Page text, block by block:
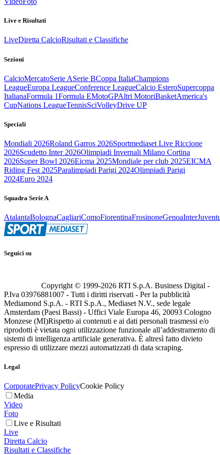
Live e Risultati
LiveDiretta CalcioRisultati e Classifiche
Sezioni
CalcioMercatoSerie ASerie BCoppa ItaliaChampions
LeagueEuropa LeagueConference LeagueCalcio EsteroSupercoppa
ItalianaFormula 1Formula EMotoGPAltri MotoriBasketAmerica's
CupNations LeagueTennisSciVolleyDrive UP
Speciali
Mondiali 2026Roland Garros 2026Sportmediaset Live Riccione
2026Scudetto Inter 2026Olimpiadi Invernali Milano Cortina
2026Super Bowl 2026Eicma 2025Mondiale per club 2025EICMA
Riding Fest 2025Paralimpiadi Parigi 2024Olimpiadi Parigi
2024Euro 2024
Squadra Serie A
AtalantaBolognaCagliariComoFiorentinaFrosinoneGenoaInter
Seguici su
Copyright © 1999-2026 RTI S.p.A. Business Digital -
P.Iva 03976881007 - Tutti i diritti riservati - Per la pubblicità
Mediamond S.p.A. - RTI S.p.A., Mediaset N.V., sede legale
Amsterdam (Paesi Bassi) - Uffici Viale Europa 46, 20093 Cologno
Monzese (MI)Rispetto ai contenuti e ai dati personali trasmessi e/o
riprodotti è vietata ogni utilizzazione funzionale all’addestramento di
sistemi di intelligenza artificiale generativa. È altresì fatto divieto
espresso di utilizzare mezzi automatizzati di data scraping.
Legal
CorporatePrivacy PolicyCookie Policy
Media
Video
Foto
Live e Risultati
Live
Diretta Calcio
Risultati e Classifiche